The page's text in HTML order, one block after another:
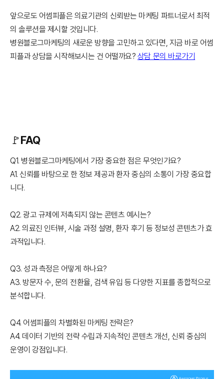
앞으로도 어썸피플은 의료기관의 신뢰받는 마케팅 파트너로서 최적
의 솔루션을 제시할 것입니다.
병원블로그마케팅의 새로운 방향을 고민하고 있다면, 지금 바로 어썸
피플과 상담을 시작해보시는 건 어떨까요? 상담 문의 바로가기
🚩FAQ
Q1. 병원블로그마케팅에서 가장 중요한 점은 무엇인가요?
A1. 신뢰를 바탕으로 한 정보 제공과 환자 중심의 소통이 가장 중요합
니다.
Q2. 광고 규제에 저촉되지 않는 콘텐츠 예시는?
A2. 의료진 인터뷰, 시술 과정 설명, 환자 후기 등 정보성 콘텐츠가 효
과적입니다.
Q3. 성과 측정은 어떻게 하나요?
A3. 방문자 수, 문의 전환율, 검색 유입 등 다양한 지표를 종합적으로
분석합니다.
Q4. 어썸피플의 차별화된 마케팅 전략은?
A4. 데이터 기반의 전략 수립과 지속적인 콘텐츠 개선, 신뢰 중심의
운영이 강점입니다.